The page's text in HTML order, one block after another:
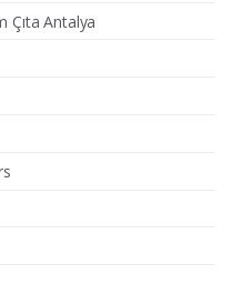
Çıta Antalya